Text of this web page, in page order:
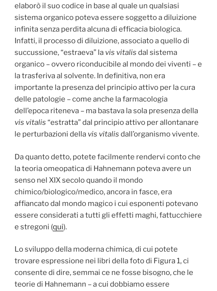
elaborò il suo codice in base al quale un qualsiasi
sistema organico poteva essere soggetto a diluizione
infinita senza perdita alcuna di efficacia biologica.
Infatti, il processo di diluizione, associato a quello di
succussione, “estraeva” la vis vitalis dal sistema
organico – ovvero riconducibile al mondo dei viventi – e
la trasferiva al solvente. In definitiva, non era
importante la presenza del principio attivo per la cura
delle patologie – come anche la farmacologia
dell’epoca riteneva – ma bastava la sola presenza della
vis vitalis “estratta” dal principio attivo per allontanare
le perturbazioni della vis vitalis dall’organismo vivente.
Da quanto detto, potete facilmente rendervi conto che
la teoria omeopatica di Hahnemann poteva avere un
senso nel XIX secolo quando il mondo
chimico/biologico/medico, ancora in fasce, era
affiancato dal mondo magico i cui esponenti potevano
essere considerati a tutti gli effetti maghi, fattucchiere
e stregoni (qui).
Lo sviluppo della moderna chimica, di cui potete
trovare espressione nei libri della foto di Figura 1, ci
consente di dire, semmai ce ne fosse bisogno, che le
teorie di Hahnemann – a cui dobbiamo essere